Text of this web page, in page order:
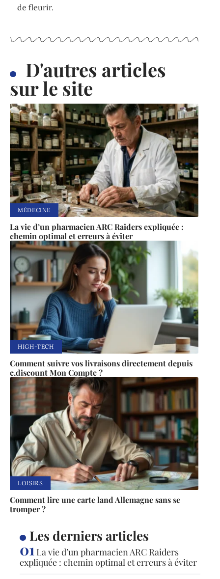
de fleurir.
D'autres articles
sur le site
MÉDECINE
La vie d’un pharmacien ARC Raiders expliquée :
chemin optimal et erreurs à éviter
HIGH-TECH
Comment suivre vos livraisons directement depuis
c.discount Mon Compte ?
LOISIRS
Comment lire une carte land Allemagne sans se
tromper ?
Les derniers articles
La vie d’un pharmacien ARC Raiders
expliquée : chemin optimal et erreurs à éviter